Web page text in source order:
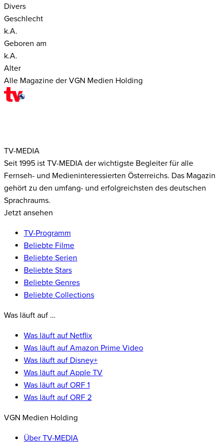
Divers
Geschlecht
k.A.
Geboren am
k.A.
Alter
Alle Magazine der VGN Medien Holding
TV-MEDIA
Seit 1995 ist TV-MEDIA der wichtigste Begleiter für alle
Fernseh- und Medieninteressierten Österreichs. Das Magazin
gehört zu den umfang- und erfolgreichsten des deutschen
Sprachraums.
Jetzt ansehen
TV-Programm
Beliebte Filme
Beliebte Serien
Beliebte Stars
Beliebte Genres
Beliebte Collections
Was läuft auf …
Was läuft auf Netflix
Was läuft auf Amazon Prime Video
Was läuft auf Disney+
Was läuft auf Apple TV
Was läuft auf ORF 1
Was läuft auf ORF 2
VGN Medien Holding
Über TV-MEDIA